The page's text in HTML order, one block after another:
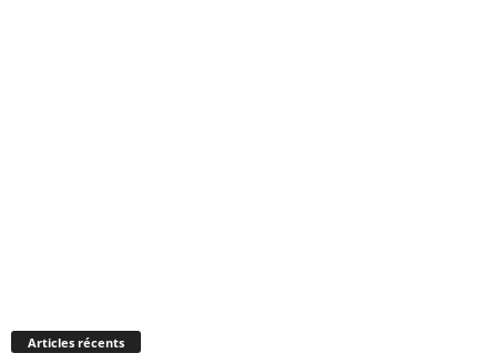
Articles récents